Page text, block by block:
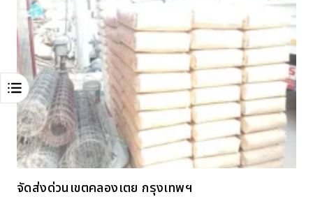
จัดส่งด่วนเขตคลองเตย กรุงเทพฯ